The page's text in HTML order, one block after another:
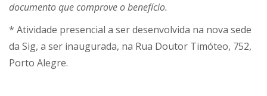
documento que comprove o benefício.
* Atividade presencial a ser desenvolvida na nova sede
da Sig, a ser inaugurada, na Rua Doutor Timóteo, 752,
Porto Alegre.